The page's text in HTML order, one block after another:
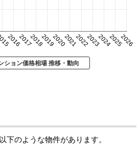
20162017201820192020202120222023202420252026
ション価格相場 推移・動向
下のような物件があります。